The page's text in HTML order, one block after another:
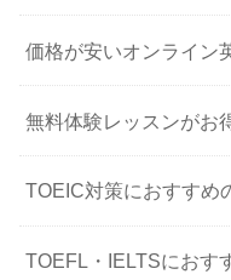
価格が安いオンライン
無料体験レッスンがお
TOEIC対策におすすめ
TOEFL・IELTSにおす